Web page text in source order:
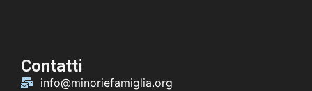
Contatti
info@minoriefamiglia.org